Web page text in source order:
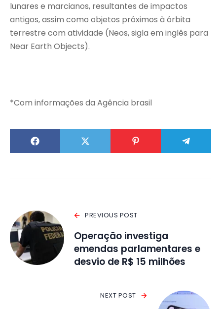
lunares e marcianos, resultantes de impactos
antigos, assim como objetos próximos à órbita
terrestre com atividade (Neos, sigla em inglês para
Near Earth Objects).
*Com informações da Agência brasil
PREVIOUS POST
Operação investiga
emendas parlamentares e
desvio de R$ 15 milhões
NEXT POST